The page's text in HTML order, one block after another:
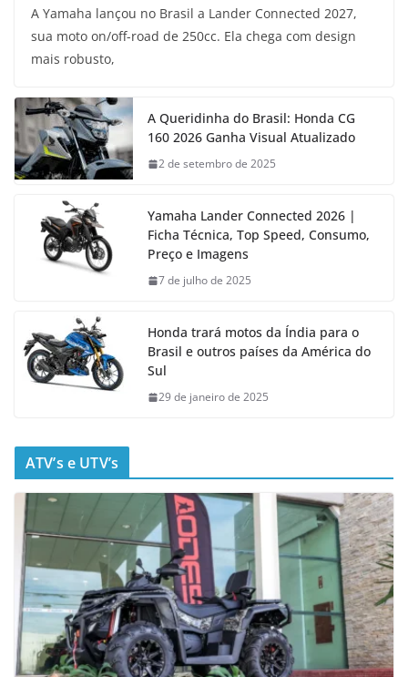
A Yamaha lançou no Brasil a Lander Connected 2027,
sua moto on/off-road de 250cc. Ela chega com design
mais robusto,
A Queridinha do Brasil: Honda CG
160 2026 Ganha Visual Atualizado
2 de setembro de 2025
Yamaha Lander Connected 2026 |
Ficha Técnica, Top Speed, Consumo,
Preço e Imagens
7 de julho de 2025
Honda trará motos da Índia para o
Brasil e outros países da América do
Sul
29 de janeiro de 2025
ATV’s e UTV’s